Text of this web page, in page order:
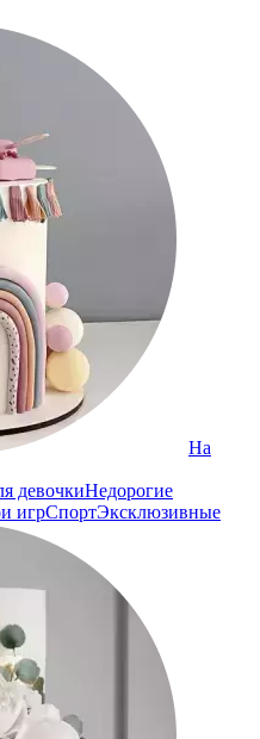
На
девочкиНедорогие
игрСпортЭксклюзивные